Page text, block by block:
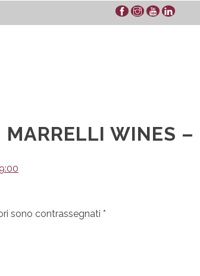
WINES
sono contrassegnati *